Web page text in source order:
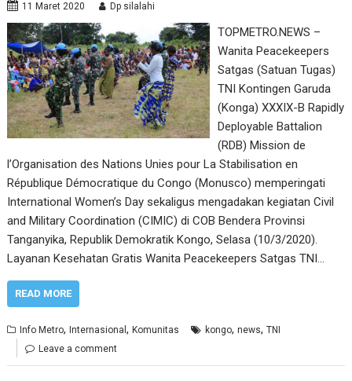
11 Maret 2020 Dp silalahi
TOPMETRO.NEWS –
Wanita Peacekeepers
Satgas (Satuan Tugas)
TNI Kontingen Garuda
(Konga) XXXIX-B Rapidly
Deployable Battalion
(RDB) Mission de
l’Organisation des Nations Unies pour La Stabilisation en
République Démocratique du Congo (Monusco) memperingati
International Women’s Day sekaligus mengadakan kegiatan Civil
and Military Coordination (CIMIC) di COB Bendera Provinsi
Tanganyika, Republik Demokratik Kongo, Selasa (10/3/2020).
Layanan Kesehatan Gratis Wanita Peacekeepers Satgas TNI…
READ MORE
Info Metro,Internasional,Komunitas kongo,news,TNI
Leave a comment